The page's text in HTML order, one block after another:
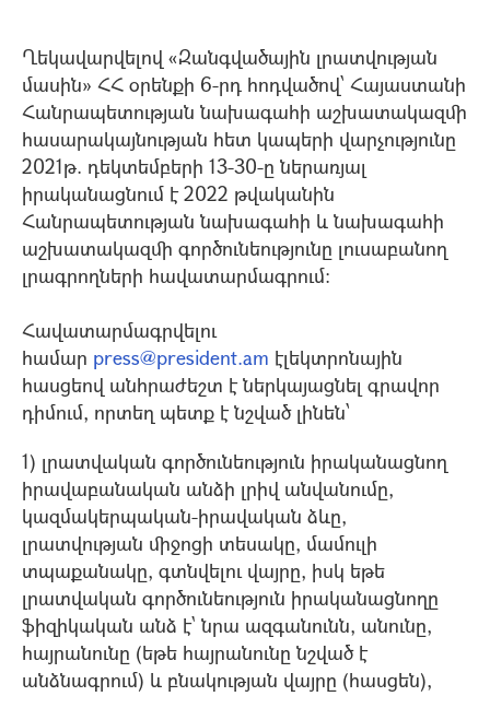
Ղեկավարվելով «Զանգվածային լրատվության
մասին» ՀՀ օրենքի 6-րդ հոդվածով՝ Հայաuտանի
Հանրապետության նախագահի աշխատակազմի
հասարակայնության հետ կապերի վարչությունը
2021թ. դեկտեմբերի 13-30-ը ներառյալ
իրականացնում է 2022 թվականին
Հանրապետության նախագահի և նախագահի
աշխատակազմի գործունեությունը լուսաբանող
լրագրողների հավատարմագրում:
Հավատարմագրվելու
համար press@president.am էլեկտրոնային
հասցեով անհրաժեշտ է ներկայացնել գրավոր
դիմում, որտեղ պետք է նշված լինեն՝
1) լրատվական գործունեություն իրականացնող
իրավաբանական անձի լրիվ անվանումը,
կազմակերպական-իրավական ձևը,
լրատվության միջոցի տեսակը, մամուլի
տպաքանակը, գտնվելու վայրը, իuկ եթե
լրատվական գործունեություն իրականացնողը
ֆիզիկական անձ է` նրա ազգանունն, անունը,
հայրանունը (եթե հայրանունը նշված է
անձնագրում) և բնակության վայրը (հաuցեն),